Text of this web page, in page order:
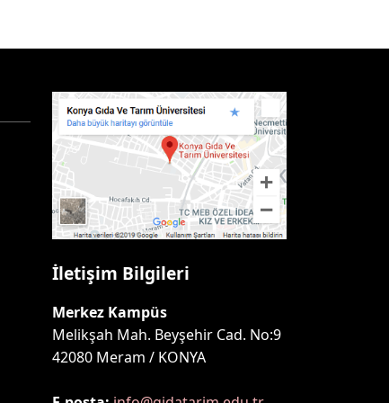
İletişim Bilgileri
Merkez Kampüs
Melikşah Mah. Beyşehir Cad. No:9
42080 Meram / KONYA